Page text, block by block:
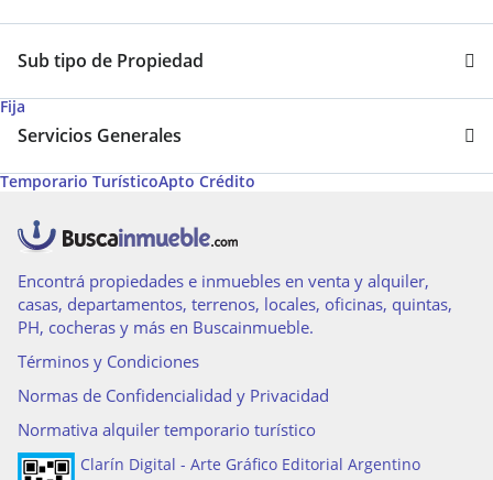
Sub tipo de Propiedad
Fija
Servicios Generales
Temporario TurísticoApto Crédito
Encontrá propiedades e inmuebles en venta y alquiler,
casas, departamentos, terrenos, locales, oficinas, quintas,
PH, cocheras y más en Buscainmueble.
Términos y Condiciones
Normas de Confidencialidad y Privacidad
Normativa alquiler temporario turístico
Clarín Digital - Arte Gráfico Editorial Argentino